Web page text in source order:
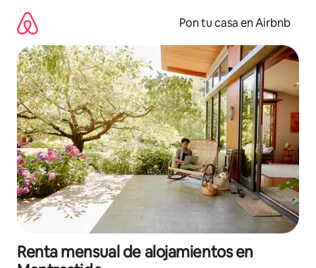
contenido
Pon tu casa en Airbnb
Renta mensual de alojamientos en